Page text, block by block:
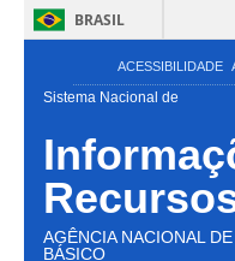
BRASIL
ACESSIBILIDADE
Sistema Nacional de
AGÊNCIA NACIONAL
BÁSICO